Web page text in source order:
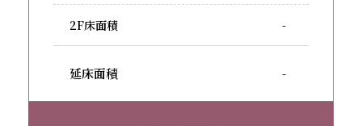
2F床面積 -
延床面積 -